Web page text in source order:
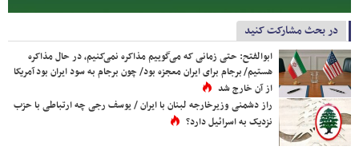
در بحث مشارکت کنید
ابوالفتح: حتی زمانی که می‌گوییم مذاکره نمی‌کنیم، در حال مذاکره
هستیم/ برجام برای ایران معجزه بود/ چون برجام به سود ایران بود آمریکا
از آن خارج شد
راز دشمنی وزیرخارجه لبنان با ایران / یوسف رجی چه ارتباطی با حزب
نزدیک به اسرائیل دارد؟